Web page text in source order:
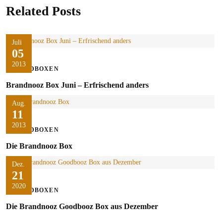
Related Posts
Juli
05
2013
FOODBOXEN
Brandnooz Box Juni – Erfrischend anders
Aug.
11
2013
FOODBOXEN
Die Brandnooz Box
Dez.
21
2020
FOODBOXEN
Die Brandnooz Goodbooz Box aus Dezember